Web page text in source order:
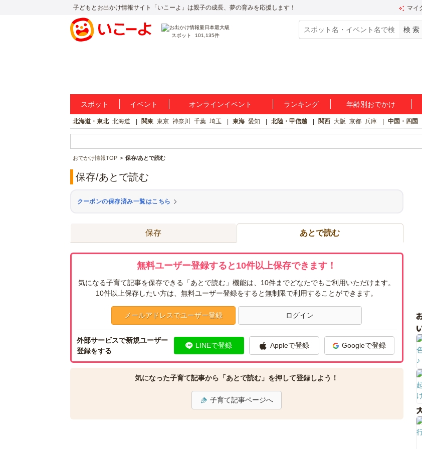
子どもとお出かけ情報サイト「いこーよ」は親子の成長、夢の育みを応援します！ マイ
スポット 101,135件
スポット イベント オンラインイベント ランキング 年齢別おでかけ
北海道・東北 北海道 関東 東京 神奈川 千葉 埼玉 東海 愛知 北陸・甲信越 関西 大阪 京都 兵庫 中国・四国
おでかけ情報TOP 保存/あとで読む
保存/あとで読む
クーポンの保存済み一覧はこちら
保存 あとで読む
無料ユーザー登録すると10件以上保存できます！
気になる子育て記事を保存できる「あとで読む」機能は、10件までどなたでもご利用いただけます。
10件以上保存したい方は、無料ユーザー登録をすると無制限で利用することができます。
メールアドレスでユーザー登録 ログイン
外部サービスで新規ユーザー
登録をする
LINEで登録 Appleで登録 Googleで登録
気になった子育て記事から「あとで読む」を押して登録しよう！
子育て記事ページへ